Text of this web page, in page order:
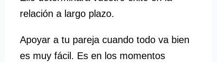
relación a largo plazo.
Apoyar a tu pareja cuando todo va bien
es muy fácil. Es en los momentos